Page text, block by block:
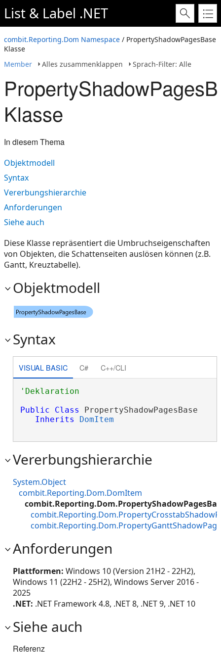
List & Label .NET
combit.Reporting.Dom Namespace / PropertyShadowPagesBase
Klasse
Member
Alles zusammenklappen Sprach-Filter: Alle
Klasse
In diesem Thema
Objektmodell
Syntax
Vererbungshierarchie
Anforderungen
Siehe auch
Diese Klasse repräsentiert die Umbruchseigenschaften
von Objekten, die Schattenseiten auslösen können (z.B.
Gantt, Kreuztabelle).
Objektmodell
Syntax
VISUAL BASIC C# C++/CLI
Public
Class PropertyShadowPagesBase
Inherits
DomItem
Vererbungshierarchie
System.Object
combit.Reporting.Dom.DomItem
Anforderungen
Plattformen: Windows 10 (Version 21H2 - 22H2),
Windows 11 (22H2 - 25H2), Windows Server 2016 -
2025
.NET: .NET Framework 4.8, .NET 8, .NET 9, .NET 10
Siehe auch
Referenz